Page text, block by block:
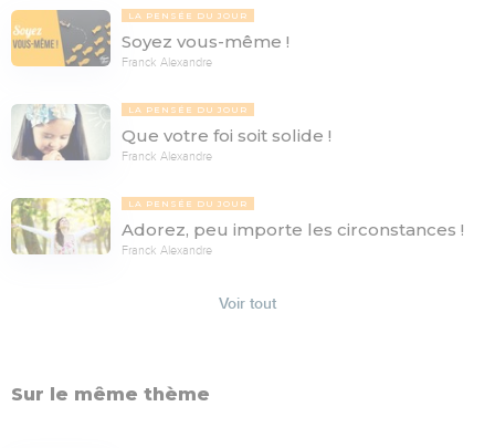
LA PENSÉE DU JOUR
Soyez vous-même !
Franck Alexandre
LA PENSÉE DU JOUR
Que votre foi soit solide !
Franck Alexandre
LA PENSÉE DU JOUR
Adorez, peu importe les circonstances !
Franck Alexandre
Voir tout
Sur le même thème